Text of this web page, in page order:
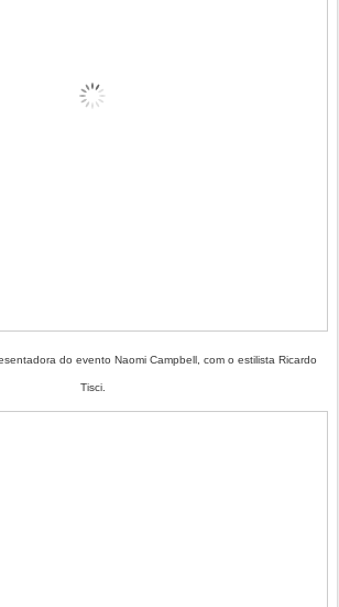
do evento Naomi Campbell, com o estilista Ricardo
Tisci.